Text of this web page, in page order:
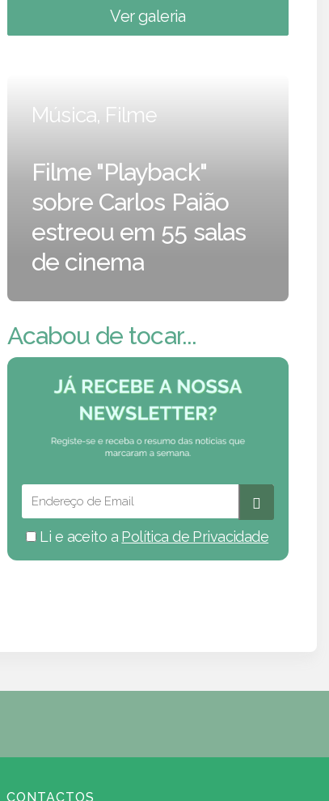
Ver galeria
Música, Filme
Filme "Playback"
sobre Carlos Paião
estreou em 55 salas
de cinema
Acabou de tocar...
Li e aceito a Política de Privacidade
CONTACTOS